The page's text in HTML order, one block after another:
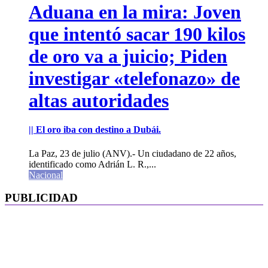
Aduana en la mira: Joven
que intentó sacar 190 kilos
de oro va a juicio; Piden
investigar «telefonazo» de
altas autoridades
|| El oro iba con destino a Dubái.
La Paz, 23 de julio (ANV).- Un ciudadano de 22 años,
identificado como Adrián L. R.,...
Nacional
PUBLICIDAD